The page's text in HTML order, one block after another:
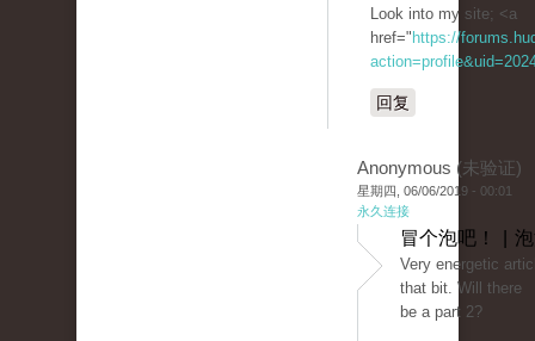
Look into my site; <a
href=" https://
回复
Anonymous (未验证)
星期四, 06/06/2019 - 00:01
永久连接
冒个泡吧！ |
Very energetic
that bit. Will there
be a part 2?